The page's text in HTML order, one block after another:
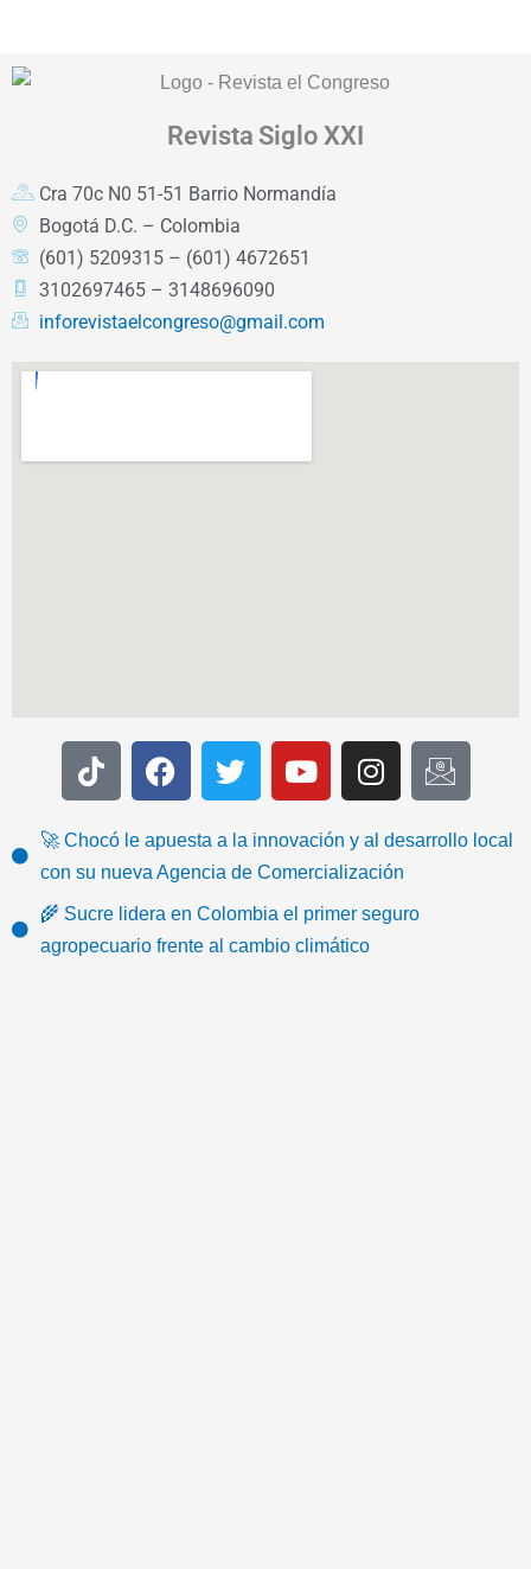
Revista Siglo XXI
Cra 70c N0 51-51 Barrio Normandía
Bogotá D.C. – Colombia
(601) 5209315 – (601) 4672651
3102697465 – 3148696090
inforevistaelcongreso@gmail.com
T
i
t
o
k
F
a
e
b
o
o
k
T
w
t
t
e
Y
o
t
u
b
e
I
n
t
a
g
I
c
n
🚀 Chocó le apuesta a la innovación y al desarrollo local
con su nueva Agencia de Comercialización
🌾 Sucre lidera en Colombia el primer seguro
agropecuario frente al cambio climático